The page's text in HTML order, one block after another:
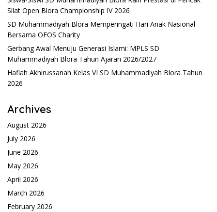
Silat Open Blora Championship IV 2026
SD Muhammadiyah Blora Memperingati Hari Anak Nasional
Bersama OFOS Charity
Gerbang Awal Menuju Generasi Islami: MPLS SD
Muhammadiyah Blora Tahun Ajaran 2026/2027
Haflah Akhirussanah Kelas VI SD Muhammadiyah Blora Tahun
2026
Archives
August 2026
July 2026
June 2026
May 2026
April 2026
March 2026
February 2026